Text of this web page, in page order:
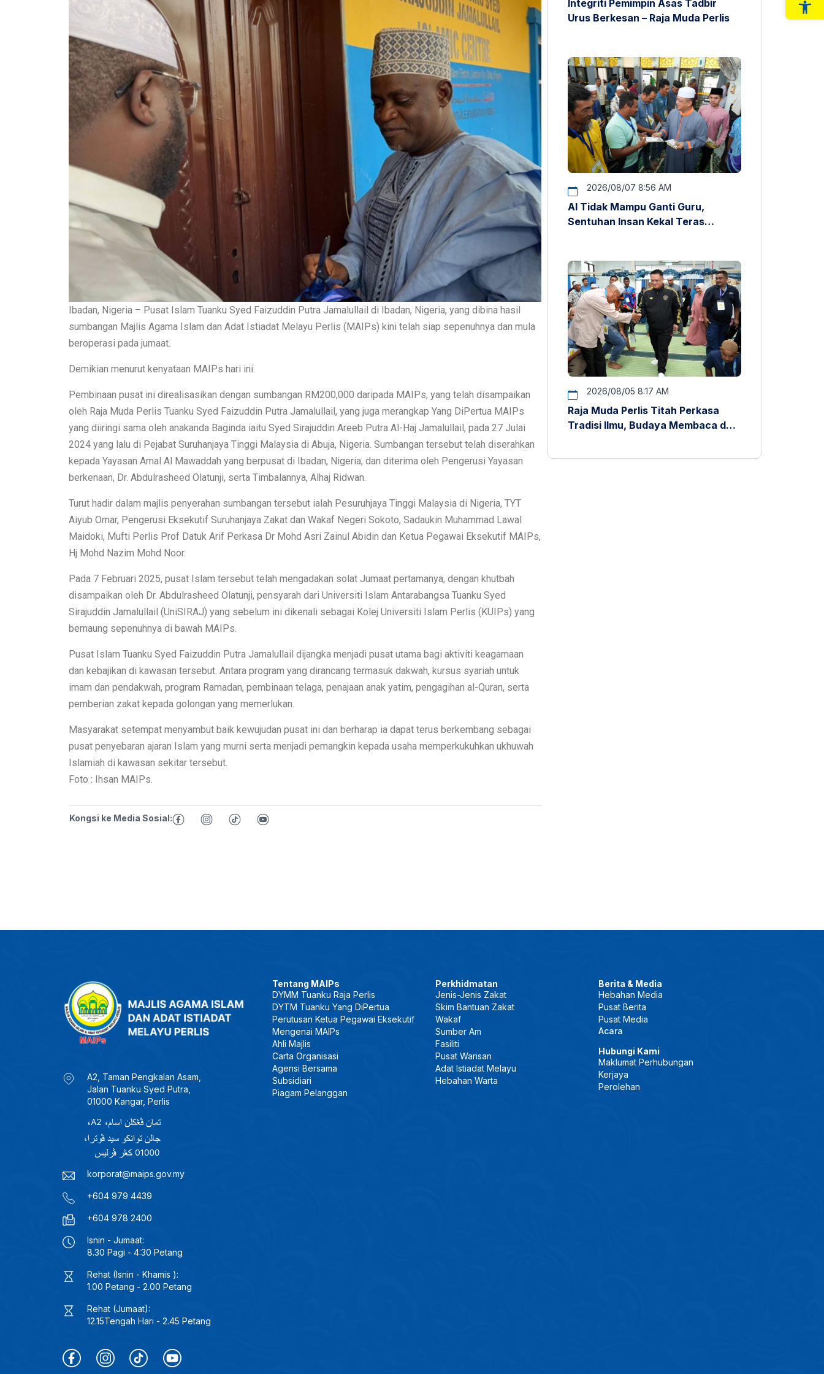
Ibadan, Nigeria – Pusat Islam Tuanku Syed Faizuddin Putra Jamalullail di Ibadan, Nigeria, yang dibina hasil
sumbangan Majlis Agama Islam dan Adat Istiadat Melayu Perlis (MAIPs) kini telah siap sepenuhnya dan mula
beroperasi pada jumaat.
Demikian menurut kenyataan MAIPs hari ini.
Pembinaan pusat ini direalisasikan dengan sumbangan RM200,000 daripada MAIPs, yang telah disampaikan
oleh Raja Muda Perlis Tuanku Syed Faizuddin Putra Jamalullail, yang juga merangkap Yang DiPertua MAIPs
yang diiringi sama oleh anakanda Baginda iaitu Syed Sirajuddin Areeb Putra Al-Haj Jamalullail, pada 27 Julai
2024 yang lalu di Pejabat Suruhanjaya Tinggi Malaysia di Abuja, Nigeria. Sumbangan tersebut telah diserahkan
kepada Yayasan Amal Al Mawaddah yang berpusat di Ibadan, Nigeria, dan diterima oleh Pengerusi Yayasan
berkenaan, Dr. Abdulrasheed Olatunji, serta Timbalannya, Alhaj Ridwan.
Turut hadir dalam majlis penyerahan sumbangan tersebut ialah Pesuruhjaya Tinggi Malaysia di Nigeria, TYT
Aiyub Omar, Pengerusi Eksekutif Suruhanjaya Zakat dan Wakaf Negeri Sokoto, Sadaukin Muhammad Lawal
Maidoki, Mufti Perlis Prof Datuk Arif Perkasa Dr Mohd Asri Zainul Abidin dan Ketua Pegawai Eksekutif MAIPs,
Hj Mohd Nazim Mohd Noor.
Pada 7 Februari 2025, pusat Islam tersebut telah mengadakan solat Jumaat pertamanya, dengan khutbah
disampaikan oleh Dr. Abdulrasheed Olatunji, pensyarah dari Universiti Islam Antarabangsa Tuanku Syed
Sirajuddin Jamalullail (UniSIRAJ) yang sebelum ini dikenali sebagai Kolej Universiti Islam Perlis (KUIPs) yang
bernaung sepenuhnya di bawah MAIPs.
Pusat Islam Tuanku Syed Faizuddin Putra Jamalullail dijangka menjadi pusat utama bagi aktiviti keagamaan
dan kebajikan di kawasan tersebut. Antara program yang dirancang termasuk dakwah, kursus syariah untuk
imam dan pendakwah, program Ramadan, pembinaan telaga, penajaan anak yatim, pengagihan al-Quran, serta
pemberian zakat kepada golongan yang memerlukan.
Masyarakat setempat menyambut baik kewujudan pusat ini dan berharap ia dapat terus berkembang sebagai
pusat penyebaran ajaran Islam yang murni serta menjadi pemangkin kepada usaha memperkukuhkan ukhuwah
Islamiah di kawasan sekitar tersebut.
Foto : Ihsan MAIPs.
Kongsi ke Media Sosial:
Integriti Pemimpin Asas Tadbir
Urus Berkesan – Raja Muda Perlis
2026/08/07 8:56 AM
AI Tidak Mampu Ganti Guru,
Sentuhan Insan Kekal Teras
2026/08/05 8:17 AM
Raja Muda Perlis Titah Perkasa
Tradisi Ilmu, Budaya Membaca dan
A2, Taman Pengkalan Asam,
Jalan Tuanku Syed Putra,
01000 Kangar, Perlis
korporat@maips.gov.my
+604 979 4439
+604 978 2400
Isnin - Jumaat:
8.30 Pagi - 4:30 Petang
Rehat (Isnin - Khamis ):
1.00 Petang - 2.00 Petang
Rehat (Jumaat):
12.15Tengah Hari - 2.45 Petang
Tentang MAIPs
DYMM Tuanku Raja Perlis
DYTM Tuanku Yang DiPertua
Perutusan Ketua Pegawai Eksekutif
Mengenai MAIPs
Ahli Majlis
Carta Organisasi
Agensi Bersama
Subsidiari
Piagam Pelanggan
Perkhidmatan
Jenis-Jenis Zakat
Skim Bantuan Zakat
Wakaf
Sumber Am
Fasiliti
Pusat Warisan
Adat Istiadat Melayu
Hebahan Warta
Berita & Media
Hebahan Media
Pusat Berita
Pusat Media
Acara
Hubungi Kami
Maklumat Perhubungan
Kerjaya
Perolehan